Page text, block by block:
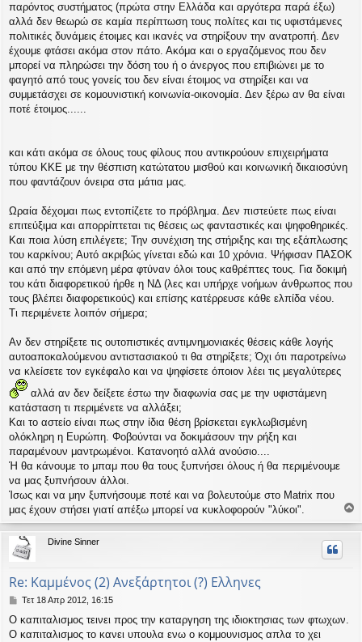
παρόντος συστήματος (πρώτα στην Ελλάδα και αργότερα παρά έξω)
αλλά δεν θεωρώ σε καμία περίπτωση τους πολίτες και τις υφιστάμενες
πολιτικές δυνάμεις έτοιμες και ικανές να στηρίξουν την ανατροπή. Δεν
έχουμε φτάσει ακόμα στον πάτο. Ακόμα και ο εργαζόμενος που δεν
μπορεί να πληρώσει την δόση του ή ο άνεργος που επιβιώνει με το
φαγητό από τους γονείς του δεν είναι έτοιμος να στηρίξει και να
συμμετάσχει σε κομουνιστική κοινωνία-οικονομία. Δεν ξέρω αν θα είναι
ποτέ έτοιμος......
και κάτι ακόμα σε όλους τους φίλους που αντικρούουν επιχειρήματα
τύπου ΚΚΕ με την θέσπιση κατώτατου μισθού και κοινωνική δικαιοσύνη
που φαντάζουν όνειρα στα μάτια μας.
Ωραία δέχομαι πως εντοπίζετε το πρόβλημα. Δεν πιστεύετε πως είναι
επιτεύξιμα και απορρίπτεται τις θέσεις ως φανταστικές και ψηφοθηρικές.
Και ποια λύση επιλέγετε; Την συνέχιση της στήριξης και της εξάπλωσης
του καρκίνου; Αυτό ακριβώς γίνεται εδώ και 10 χρόνια. Ψήφισαν ΠΑΣΟΚ
και από την επόμενη μέρα φτύναν όλοι τους καθρέπτες τους. Για δοκιμή
του κάτι διαφορετικού ήρθε η ΝΔ (λες και υπήρχε νοήμων άνθρωπος που
τους βλέπει διαφορετικούς) και επίσης κατέρρευσε κάθε ελπίδα νέου.
Τι περιμένετε λοιπόν σήμερα;
Αν δεν στηρίξετε τις ουτοπιστικές αντιμνημονιακές θέσεις κάθε λογής
αυτοαποκαλούμενου αντιστασιακού τι θα στηρίξετε; Όχι ότι παροτρείνω
να κλείσετε τον εγκέφαλο και να ψηφίσετε όποιον λέει τις μεγαλύτερες
αλλά αν δεν δείξετε έστω την διαφωνία σας με την υφιστάμενη
κατάσταση τι περιμένετε να αλλάξει;
Και το αστείο είναι πως στην ίδια θέση βρίσκεται εγκλωβισμένη
ολόκληρη η Ευρώπη. Φοβούνται να δοκιμάσουν την ρήξη και
παραμένουν μαντρωμένοι. Κατανοητό αλλά ανούσιο....
Ή θα κάνουμε το μπαμ που θα τους ξυπνήσει όλους ή θα περιμένουμε
να μας ξυπνήσουν άλλοι.
Ίσως και να μην ξυπνήσουμε ποτέ και να βολευτούμε στο Matrix που
μας έχουν στήσει γιατί απέξω μπορεί να κυκλοφορούν "λύκοι".
ο
ρ
Divine Sinner
Re: Καμμένος (2) Ανεξάρτητοι (?) Ελληνες
Δ
μ
ο
Τετ 18 Απρ 2012, 16:15
Ο καπιταλισμος τεινει προς την καταργηση της ιδιοκτησιας των φτωχων.
Ο καπιταλισμος το κανει υπουλα ενω ο κομμουνισμος απλα το χει